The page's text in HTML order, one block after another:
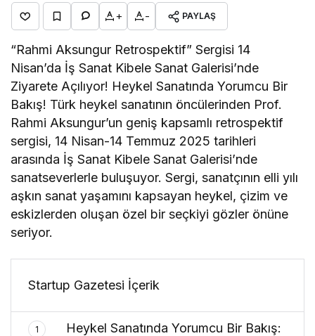
+ - PAYLAŞ
“Rahmi Aksungur Retrospektif” Sergisi 14
Nisan’da İş Sanat Kibele Sanat Galerisi’nde
Ziyarete Açılıyor! Heykel Sanatında Yorumcu Bir
Bakış! Türk heykel sanatının öncülerinden Prof.
Rahmi Aksungur’un geniş kapsamlı retrospektif
sergisi, 14 Nisan-14 Temmuz 2025 tarihleri
arasında İş Sanat Kibele Sanat Galerisi’nde
sanatseverlerle buluşuyor. Sergi, sanatçının elli yılı
aşkın sanat yaşamını kapsayan heykel, çizim ve
eskizlerden oluşan özel bir seçkiyi gözler önüne
seriyor.
Startup Gazetesi İçerik
1
Heykel Sanatında Yorumcu Bir Bakış: